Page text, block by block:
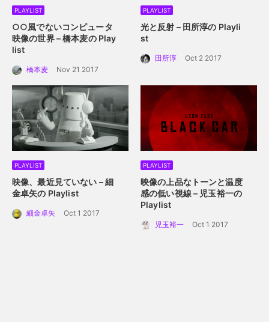
PLAYLIST
○○風でないコンピュータ
映像の世界 – 橋本麦の Play
list
橋本麦 Nov 21 2017
PLAYLIST
光と反射 – 田所淳の Playli
st
田所淳 Oct 2 2017
PLAYLIST
映像、最近見ていない – 細
金卓矢の Playlist
細金卓矢 Oct 1 2017
PLAYLIST
映像の上品なトーンと温度
感の低い視線 – 児玉裕一の
Playlist
児玉裕一 Oct 1 2017